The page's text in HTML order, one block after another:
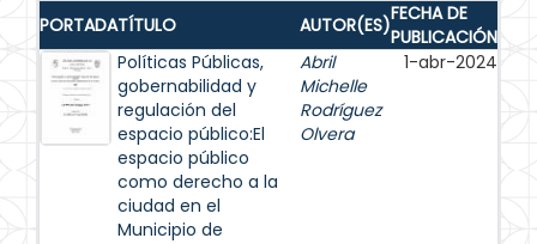
PORTADATÍTULO AUTOR(ES)FECHA DE
PUBLICACIÓN
Políticas Públicas,
gobernabilidad y
regulación del
espacio público:El
espacio público
como derecho a la
ciudad en el
Municipio de
Abril
Michelle
Rodríguez
Olvera
1-abr-2024